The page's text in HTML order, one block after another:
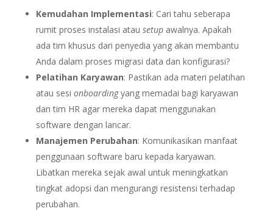
Kemudahan Implementasi: Cari tahu seberapa
rumit proses instalasi atau setupawalnya. Apakah
ada tim khusus dari penyedia yang akan membantu
Anda dalam proses migrasi data dan konfigurasi?
Pelatihan Karyawan: Pastikan ada materi pelatihan
atau sesi onboardingyang memadai bagi karyawan
dan tim HR agar mereka dapat menggunakan
software dengan lancar.
Manajemen Perubahan: Komunikasikan manfaat
penggunaan software baru kepada karyawan.
Libatkan mereka sejak awal untuk meningkatkan
tingkat adopsi dan mengurangi resistensi terhadap
perubahan.